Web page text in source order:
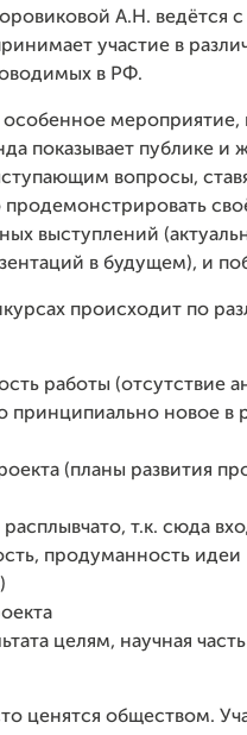
А.Н. ведётся с
участие в
в РФ.
особенное мероприятие,
показывает публике и
вопросы,
выступлений
в будущем), и
происходит по
работы (отсутствие
принципиально новое в
(планы развития
расплывчато, т.к. сюда
продуманность идеи
целям, научная
ценятся обществом.